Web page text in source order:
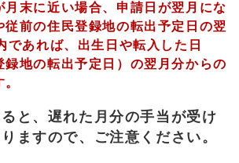
月末に近い場合、申請日が翌月にな
従前の住民登録地の転出予定日の翌
であれば、出生日や転入した日
録地の転出予定日）の翌月分からの
と、遅れた月分の手当が受け
ますので、ご注意ください。